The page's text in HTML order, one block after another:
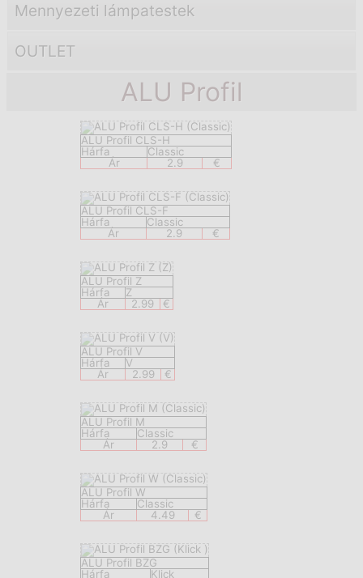
Mennyezeti lámpatestek
OUTLET
ALU Profil
ALU Profil CLS-H
Hárfa
Classic
Ár
2.9 €
ALU Profil CLS-F
Hárfa
Classic
Ár
2.9 €
ALU Profil Z
Hárfa
Z
Ár
2.99 €
ALU Profil V
Hárfa
V
Ár
2.99 €
ALU Profil M
Hárfa
Classic
Ár
2.9 €
ALU Profil W
Hárfa
Classic
Ár
4.49 €
ALU Profil BZG
Hárfa
Klick